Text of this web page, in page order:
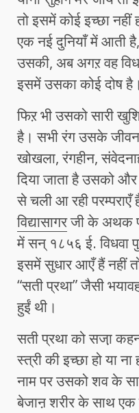
तो इसमें कोई इच्छा नहीं
एक नई दुनियाँ में आती
उसकी, अब अगऱ वह
इसमें उसका कोई दोष है।
फिऱ भी उसको सारी
है। सभी रंग उसके
खोखला, रंगहीन,
दिया जाता है उसको
से चली आ रही परम्पराएँ
विद्यासागरजी के अथक
में सन् १८५६ ई. विधवा
इसमें सुधार आएँ हैं नहीं
“सती प्रथा” जैसी
हुईं थी।
सती प्रथा को सजा़
स्त्री की इच्छा हो या ना
नाम पर उसको शव के
बेजाऩ शरीर के साथ एक